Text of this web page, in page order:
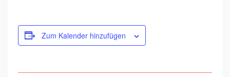
K
Zum Kalender hinzufügen